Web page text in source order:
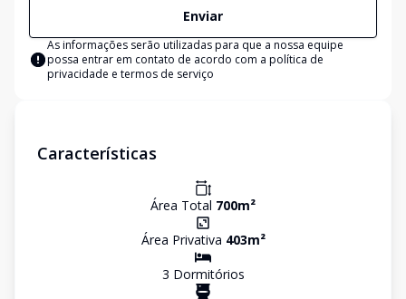
Enviar
As informações serão utilizadas para que a nossa equipe
possa entrar em contato de acordo com a política de
privacidade e termos de serviço
Características
Área Total 700m²
Área Privativa 403m²
3 Dormitórios